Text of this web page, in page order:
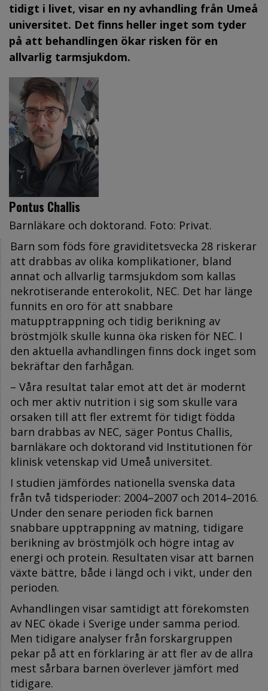
tidigt i livet, visar en ny avhandling från Umeå
universitet. Det finns heller inget som tyder
på att behandlingen ökar risken för en
allvarlig tarmsjukdom.
Pontus Challis
Barnläkare och doktorand. Foto: Privat.
Barn som föds före graviditetsvecka 28 riskerar
att drabbas av olika komplikationer, bland
annat och allvarlig tarmsjukdom som kallas
nekrotiserande enterokolit, NEC. Det har länge
funnits en oro för att snabbare
matupptrappning och tidig berikning av
bröstmjölk skulle kunna öka risken för NEC. I
den aktuella avhandlingen finns dock inget som
bekräftar den farhågan.
– Våra resultat talar emot att det är modernt
och mer aktiv nutrition i sig som skulle vara
orsaken till att fler extremt för tidigt födda
barn drabbas av NEC, säger Pontus Challis,
barnläkare och doktorand vid Institutionen för
klinisk vetenskap vid Umeå universitet.
I studien jämfördes nationella svenska data
från två tidsperioder: 2004–2007 och 2014–2016.
Under den senare perioden fick barnen
snabbare upptrappning av matning, tidigare
berikning av bröstmjölk och högre intag av
energi och protein. Resultaten visar att barnen
växte bättre, både i längd och i vikt, under den
perioden.
Avhandlingen visar samtidigt att förekomsten
av NEC ökade i Sverige under samma period.
Men tidigare analyser från forskargruppen
pekar på att en förklaring är att fler av de allra
mest sårbara barnen överlever jämfört med
tidigare.